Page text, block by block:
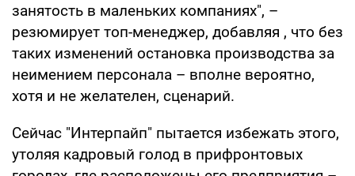
занятость в маленьких компаниях", –
резюмирует топ-менеджер, добавляя , что без
таких изменений остановка производства за
неимением персонала – вполне вероятно,
хотя и не желателен, сценарий.
Сейчас "Интерпайп" пытается избежать этого,
утоляя кадровый голод в прифронтовых